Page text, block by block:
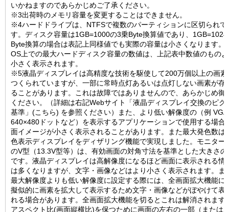
いかねますのであらかじめご了承ください。
※3出荷時のメモリ容量を変更することはできません。
※4ハードドライブは、NTFSで複数のパーティションに区切られて
す。ディスク容量は1GB=1000の3乗Byte換算値であり、
Byte換算の場合は表記上同様値でも実際の容量は小さくなります。
OS上での最大ハードディスク容量の数値は、上記表中数値のもの
小さく表示されます。
※5液晶ディスプレイは高精度な技術を駆使して200万個以上の画素
つくられていますが、一部に常時点灯あるいは点灯しない画素が存
ることがあります。これは故障ではありませんので、あらかじめ御
ください。（詳細は右記Webサイト「液晶ディスプレイ交換のピク
基準」(こちら) を参照ください）また、より低い解像度の（例 VGA
640×480ドットなど）を表示するアプリケーションで使用する場合
面イメージが小さく表示されることがあります。また最大発色数は
色表示ディスプレイをディザリング機能で実現しました。モニター
のV型（13.3V型等）は、有効画面の対角寸法を基準とした大きさの
です。液晶ディスプレイは高解像度になるほど画面に表示される情
は多くなりますが、文字・画像などはより小さく表示されます。ま
最大解像度よりも低い解像度に設定する際には、全画面拡大機能に
擬似的に画素を拡大して表示するため文字・画像などがぼやけて表
れる場合があります。全画面拡大機能を切るとこれは解消されます
アスペクト比(画面縦横比)を保つために画面の左右の一部（または